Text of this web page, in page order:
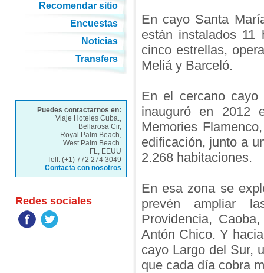
En cayo Santa
están instalados
cinco estrellas,
Meliá y Barceló.
En el cercano
inauguró en 2012
Memories
edificación, junto a
2.268 habitaciones.
En esa zona se
prevén ampliar
Providencia,
Antón Chico. Y
cayo Largo del Sur,
que cada día cobra
Recomendar sitio
Encuestas
Noticias
Transfers
Puedes contactarnos en:
Viaje Hoteles Cuba.,
Bellarosa Cir,
Royal Palm Beach,
West Palm Beach.
FL, EEUU
Telf: (+1) 772 274 3049
Contacta con nosotros
Redes sociales